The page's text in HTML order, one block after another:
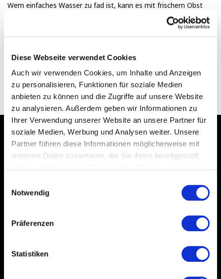
Diese Webseite verwendet Cookies
Auch wir verwenden Cookies, um Inhalte und Anzeigen
zu personalisieren, Funktionen für soziale Medien
anbieten zu können und die Zugriffe auf unsere Website
zu analysieren. Außerdem geben wir Informationen zu
Ihrer Verwendung unserer Website an unsere Partner für
soziale Medien, Werbung und Analysen weiter. Unsere
Partner führen diese Informationen möglicherweise mit
weiteren Daten zusammen, die Sie ihnen bereitgestellt
Notwendig
Präferenzen
Statistiken
Wem einfaches Wasser zu fad ist, kann es mit frischem Obst
anreichern, das spart nicht nur Zeit und Geld sondern ist auch in
jedem Fall gesünder als die Aromawasser aus dem Supermarkt.
Birgit Rehlender von Stiftung Warentest: „Solche Trendwasser
*Alle Preise inkl. gesetzl. MwSt., zzgl.Versandkosten
Facebook
YouTube